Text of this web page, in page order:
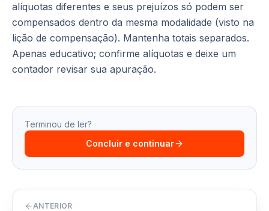
alíquotas diferentes e seus prejuízos só podem ser
compensados dentro da mesma modalidade (visto na
lição de compensação). Mantenha totais separados.
Apenas educativo; confirme alíquotas e deixe um
contador revisar sua apuração.
Terminou de ler?
Concluir e continuar
ANTERIOR